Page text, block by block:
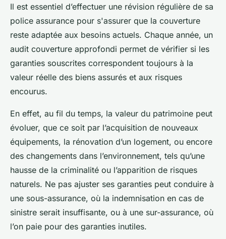
Il est essentiel d’effectuer une révision régulière de sa
police assurance pour s'assurer que la couverture
reste adaptée aux besoins actuels. Chaque année, un
audit couverture approfondi permet de vérifier si les
garanties souscrites correspondent toujours à la
valeur réelle des biens assurés et aux risques
encourus.
En effet, au fil du temps, la valeur du patrimoine peut
évoluer, que ce soit par l’acquisition de nouveaux
équipements, la rénovation d’un logement, ou encore
des changements dans l’environnement, tels qu’une
hausse de la criminalité ou l’apparition de risques
naturels. Ne pas ajuster ses garanties peut conduire à
une sous-assurance, où la indemnisation en cas de
sinistre serait insuffisante, ou à une sur-assurance, où
l’on paie pour des garanties inutiles.